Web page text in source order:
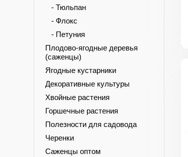
- Тюльпан
- Флокс
- Петуния
Плодово-ягодные деревья
(саженцы)
Ягодные кустарники
Декоративные культуры
Хвойные растения
Горшечные растения
Полезности для садовода
Черенки
Саженцы оптом